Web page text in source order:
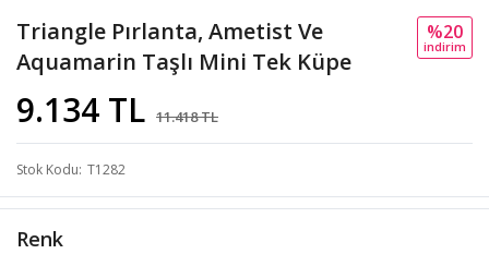
Triangle Pırlanta, Ametist Ve
Aquamarin Taşlı Mini Tek Küpe
9.134 TL 11.418 TL
%20
i̇ndi̇ri̇m
Stok Kodu T1282
Renk